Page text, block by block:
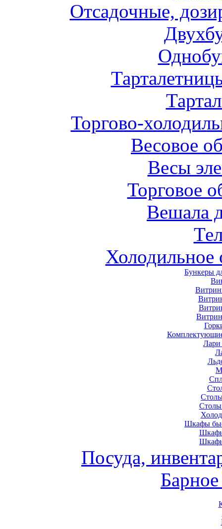
Отсадочные,
Торгово-
Весовое
Весы
Торговое
Вешала
Холодильное
Бункеры
Лари
Шкафы
Посуда,